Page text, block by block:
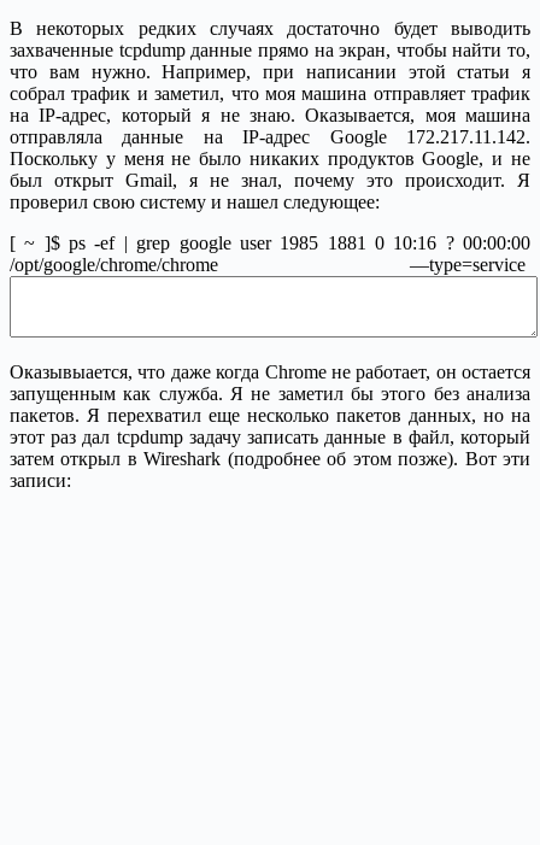
В некоторых редких случаях достаточно будет выводить
захваченные tcpdump данные прямо на экран, чтобы найти то,
что вам нужно. Например, при написании этой статьи я
собрал трафик и заметил, что моя машина отправляет трафик
на IP-адрес, который я не знаю. Оказывается, моя машина
отправляла данные на IP-адрес Google 172.217.11.142.
Поскольку у меня не было никаких продуктов Google, и не
был открыт Gmail, я не знал, почему это происходит. Я
проверил свою систему и нашел следующее:
[ ~ ]$ ps -ef | grep google user 1985 1881 0 10:16 ? 00:00:00
/opt/google/chrome/chrome —type=service
Оказывыается, что даже когда Chrome не работает, он остается
запущенным как служба. Я не заметил бы этого без анализа
пакетов. Я перехватил еще несколько пакетов данных, но на
этот раз дал tcpdump задачу записать данные в файл, который
затем открыл в Wireshark (подробнее об этом позже). Вот эти
записи: